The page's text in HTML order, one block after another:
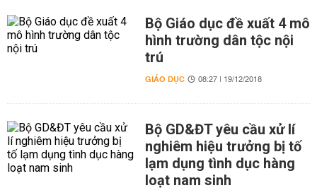
Bộ Giáo dục đề xuất 4 mô
hình trường dân tộc nội
trú
GIÁO DỤC 08:27 | 19/12/2018
Bộ GD&ĐT yêu cầu xử lí
nghiêm hiệu trưởng bị tố
lạm dụng tình dục hàng
loạt nam sinh